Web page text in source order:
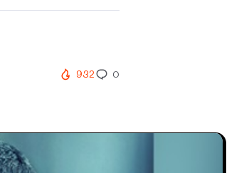
932 0